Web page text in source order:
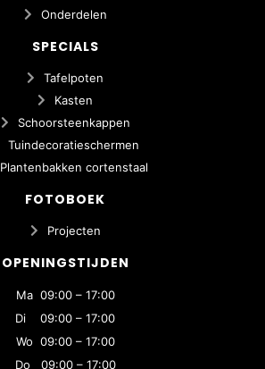
Onderdelen
SPECIALS
Tafelpoten
Kasten
Schoorsteenkappen
Tuindecoratieschermen
Plantenbakken cortenstaal
FOTOBOEK
Projecten
OPENINGSTIJDEN
Ma 09:00 – 17:00
Di 09:00 – 17:00
Wo 09:00 – 17:00
Do 09:00 – 17:00